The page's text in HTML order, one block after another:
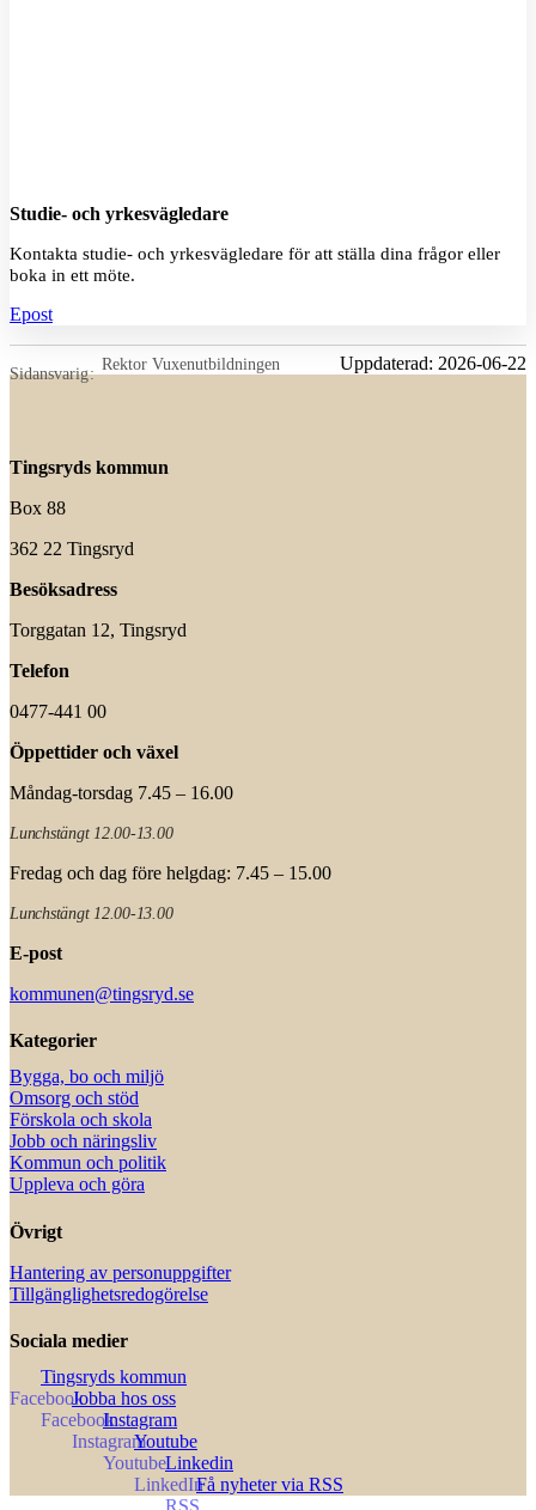
Studie- och yrkesvägledare
Kontakta studie- och yrkesvägledare för att ställa dina frågor eller
boka in ett möte.
Epost
Rektor Vuxenutbildningen
Sidansvarig
Uppdaterad: 2026-06-22
Tingsryds kommun
Box 88
362 22 Tingsryd
Besöksadress
Torggatan 12, Tingsryd
Telefon
0477-441 00
Öppettider och växel
Måndag-torsdag 7.45 – 16.00
Lunchstängt 12.00-13.00
Fredag och dag före helgdag: 7.45 – 15.00
Lunchstängt 12.00-13.00
E-post
kommunen@tingsryd.se
Kategorier
Bygga, bo och miljö
Omsorg och stöd
Förskola och skola
Jobb och näringsliv
Kommun och politik
Uppleva och göra
Övrigt
Hantering av personuppgifter
Tillgänglighetsredogörelse
Sociala medier
Tingsryds kommun
Jobba hos oss
Instagram
Youtube
Linkedin
Få nyheter via RSS